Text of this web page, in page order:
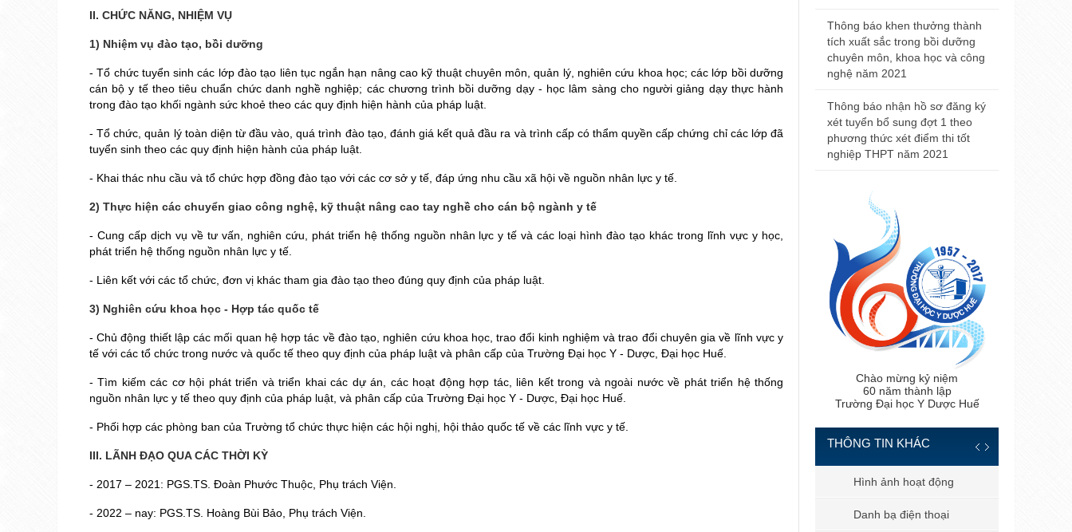
II. CHỨC NĂNG, NHIỆM VỤ
1) Nhiệm vụ đào tạo, bồi dưỡng
- Tổ chức tuyển sinh các lớp đào tạo liên tục ngắn hạn nâng cao kỹ thuật chuyên môn, quản lý, nghiên cứu khoa học; các lớp bồi dưỡng
cán bộ y tế theo tiêu chuẩn chức danh nghề nghiệp; các chương trình bồi dưỡng dạy - học lâm sàng cho người giảng dạy thực hành
trong đào tạo khối ngành sức khoẻ theo các quy định hiện hành của pháp luật.
- Tổ chức, quản lý toàn diện từ đầu vào, quá trình đào tạo, đánh giá kết quả đầu ra và trình cấp có thẩm quyền cấp chứng chỉ các lớp đã
tuyển sinh theo các quy định hiện hành của pháp luật.
- Khai thác nhu cầu và tổ chức hợp đồng đào tạo với các cơ sở y tế, đáp ứng nhu cầu xã hội về nguồn nhân lực y tế.
2) Thực hiện các chuyển giao công nghệ, kỹ thuật nâng cao tay nghề cho cán bộ ngành y tế
- Cung cấp dịch vụ về tư vấn, nghiên cứu, phát triển hệ thống nguồn nhân lực y tế và các loại hình đào tạo khác trong lĩnh vực y học,
phát triển hệ thống nguồn nhân lực y tế.
- Liên kết với các tổ chức, đơn vị khác tham gia đào tạo theo đúng quy định của pháp luật.
3) Nghiên cứu khoa học - Hợp tác quốc tế
- Chủ động thiết lập các mối quan hệ hợp tác về đào tạo, nghiên cứu khoa học, trao đổi kinh nghiệm và trao đổi chuyên gia về lĩnh vực y
tế với các tổ chức trong nước và quốc tế theo quy định của pháp luật và phân cấp của Trường Đại học Y - Dược, Đại học Huế.
- Tìm kiếm các cơ hội phát triển và triển khai các dự án, các hoạt động hợp tác, liên kết trong và ngoài nước về phát triển hệ thống
nguồn nhân lực y tế theo quy định của pháp luật, và phân cấp của Trường Đại học Y - Dược, Đại học Huế.
- Phối hợp các phòng ban của Trường tổ chức thực hiện các hội nghị, hội thảo quốc tế về các lĩnh vực y tế.
III. LÃNH ĐẠO QUA CÁC THỜI KỲ
- 2017 – 2021: PGS.TS. Đoàn Phước Thuộc, Phụ trách Viện.
- 2022 – nay: PGS.TS. Hoàng Bùi Bảo, Phụ trách Viện.
Thông báo khen thưởng thành
tích xuất sắc trong bồi dưỡng
chuyên môn, khoa học và công
nghệ năm 2021
Thông báo nhận hồ sơ đăng ký
xét tuyển bổ sung đợt 1 theo
phương thức xét điểm thi tốt
nghiệp THPT năm 2021
Chào mừng kỷ niệm
60 năm thành lập
Trường Đại học Y Dược Huế
THÔNG TIN KHÁC
Hình ảnh hoạt động
Danh bạ điện thoại